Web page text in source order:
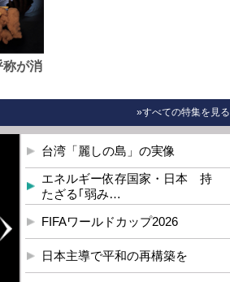
称が消
»すべての特集を見る
台湾「麗しの島」の実像
エネルギー依存国家・日本 持
たざる｢弱み…
FIFAワールドカップ2026
日本主導で平和の再構築を